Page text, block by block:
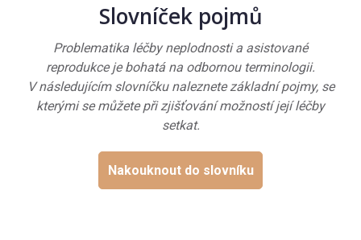
Slovníček pojmů
Problematika léčby neplodnosti a asistované
reprodukce je bohatá na odbornou terminologii.
V následujícím slovníčku naleznete základní pojmy, se
kterými se můžete při zjišťování možností její léčby
setkat.
Nakouknout do slovníku